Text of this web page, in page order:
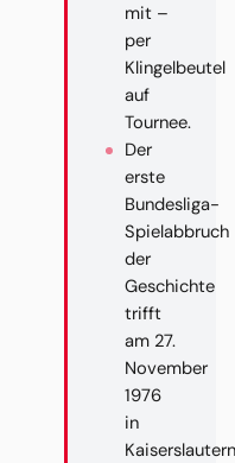
mit –
per
Klingelbeutel
auf
Tournee.
Der
erste
Bundesliga-
Spielabbruch
der
Geschichte
trifft
am 27.
November
1976
in
Kaiserslautern